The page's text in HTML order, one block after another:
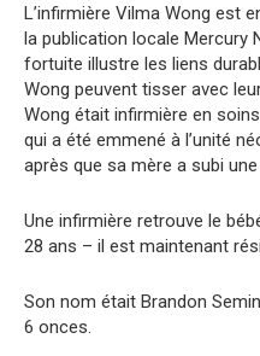
L’infirmière Vilma Wong est
la publication locale Mercury
fortuite illustre les liens
Wong peuvent tisser avec
Wong était infirmière en
qui a été emmené à l’unité
après que sa mère a subi une
Une infirmière retrouve le
28 ans – il est maintenant
Son nom était Brandon
6 onces.